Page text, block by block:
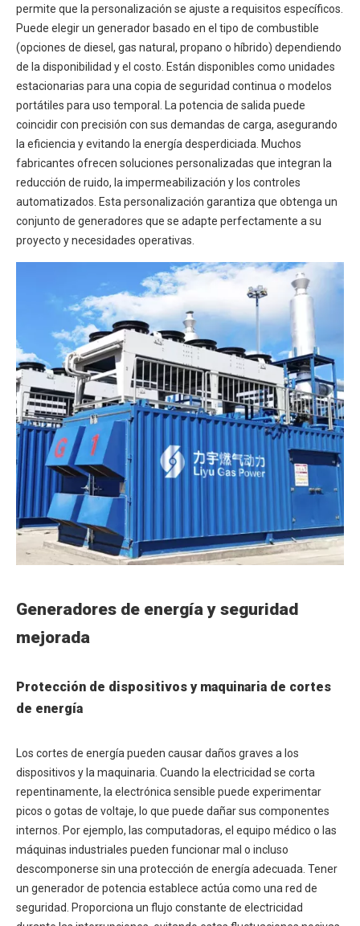
permite que la personalización se ajuste a requisitos específicos.
Puede elegir un generador basado en el tipo de combustible
(opciones de diesel, gas natural, propano o híbrido) dependiendo
de la disponibilidad y el costo. Están disponibles como unidades
estacionarias para una copia de seguridad continua o modelos
portátiles para uso temporal. La potencia de salida puede
coincidir con precisión con sus demandas de carga, asegurando
la eficiencia y evitando la energía desperdiciada. Muchos
fabricantes ofrecen soluciones personalizadas que integran la
reducción de ruido, la impermeabilización y los controles
automatizados. Esta personalización garantiza que obtenga un
conjunto de generadores que se adapte perfectamente a su
proyecto y necesidades operativas.
Generadores de energía y seguridad
mejorada
Protección de dispositivos y maquinaria de cortes
de energía
Los cortes de energía pueden causar daños graves a los
dispositivos y la maquinaria. Cuando la electricidad se corta
repentinamente, la electrónica sensible puede experimentar
picos o gotas de voltaje, lo que puede dañar sus componentes
internos. Por ejemplo, las computadoras, el equipo médico o las
máquinas industriales pueden funcionar mal o incluso
descomponerse sin una protección de energía adecuada. Tener
un generador de potencia establece actúa como una red de
seguridad. Proporciona un flujo constante de electricidad